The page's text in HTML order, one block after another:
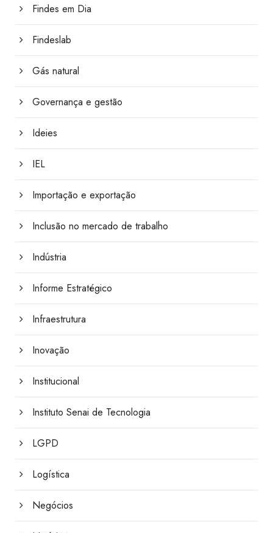
Findes em Dia
Findeslab
Gás natural
Governança e gestão
Ideies
IEL
Importação e exportação
Inclusão no mercado de trabalho
Indústria
Informe Estratégico
Infraestrutura
Inovação
Institucional
Instituto Senai de Tecnologia
LGPD
Logística
Negócios